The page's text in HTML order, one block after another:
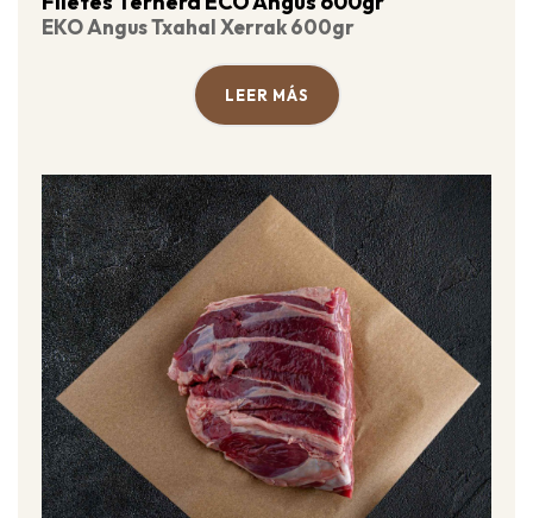
EKO Angus Txahal Xerrak 600gr
LEER MÁS